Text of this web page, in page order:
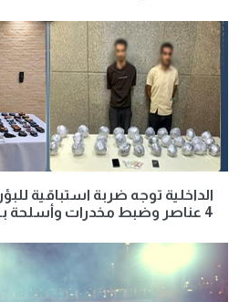
الداخلية توجه ضربة استباقية
4 عناصر وضبط مخدرات وأسلحة بـ46 مليون جنيه